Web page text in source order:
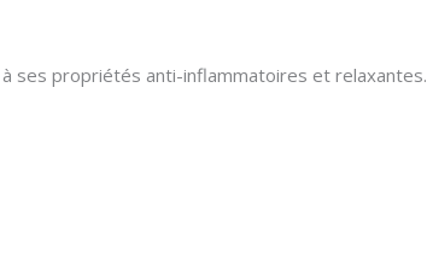
ses propriétés anti-inflammatoires et relaxantes.